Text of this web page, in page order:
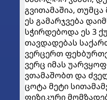
გვითამაშია,
ეს გამარჯვება
სჭირდებოდა ეს 3
თავდადებას
ვერცერთ
ვერც იმას
ვთამაშობთ და
ცოტა მეტი
ფიზიკური